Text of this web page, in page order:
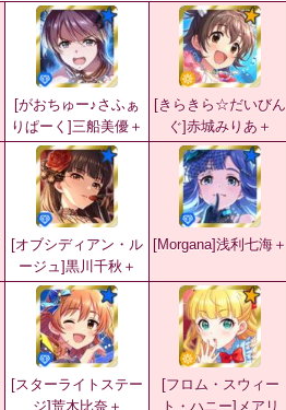
[がおちゅー♪さふぁ
りぱーく]三船美優＋
[きらきら☆だいびん
ぐ]赤城みりあ＋
[オブシディアン・ル
ージュ]黒川千秋＋
[Morgana]浅利七海＋
[スターライトステー
ジ]荒木比奈＋
[フロム・スウィー
ト・ハニー]メアリ